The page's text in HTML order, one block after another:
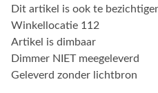
Dit artikel is ook te
Winkellocatie 112
Artikel is dimbaar
Dimmer NIET meegeleverd
Geleverd zonder lichtbron